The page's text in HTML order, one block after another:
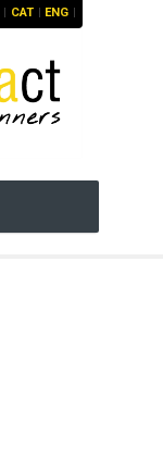
| CAT | ENG |